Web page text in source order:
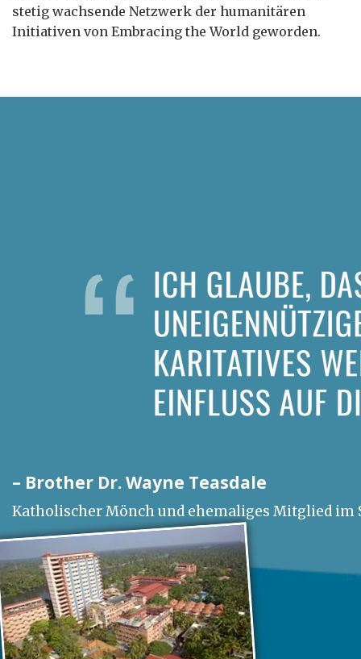
stetig wachsende Netzwerk der humanitären
Initiativen von Embracing the World geworden.
– Brother Dr. Wayne Teasdale
Katholischer Mönch und ehemaliges Mitglied